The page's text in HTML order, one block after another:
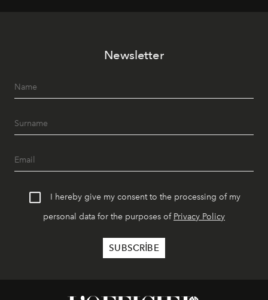
geceye taşıyarak her hafta farklı bir deneyim sunuyor.
Newsletter
I hereby give my consent to the processing of my
personal data for the purposes of Privacy Policy